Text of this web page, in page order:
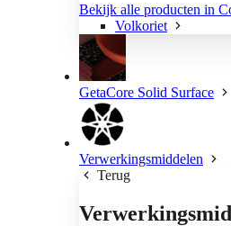
Bekijk alle producten in
Volkoriet
GetaCore Solid Surface
Verwerkingsmiddelen
Terug